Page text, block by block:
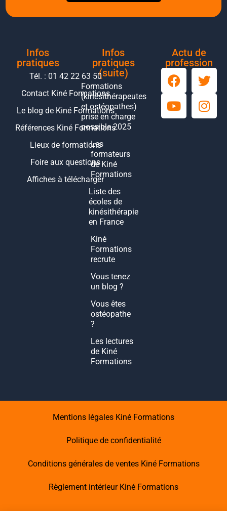
Infos
pratiques
Tél. : 01 42 22 63 50
Contact Kiné Formations
Le blog de Kiné Formations
Références Kiné Formations
Lieux de formations
Foire aux questions
Affiches à télécharger
Infos
pratiques
(suite)
Formations
(kinésithérapeutes
et ostéopathes)
prise en charge
possible 2025
Les
formateurs
de Kiné
Formations
Liste des
écoles de
kinésithérapie
en France
Kiné
Formations
recrute
Vous tenez
un blog ?
Vous êtes
ostéopathe
?
Les lectures
de Kiné
Formations
Actu de
profession
Mentions légales Kiné Formations
Politique de confidentialité
Conditions générales de ventes Kiné Formations
Règlement intérieur Kiné Formations